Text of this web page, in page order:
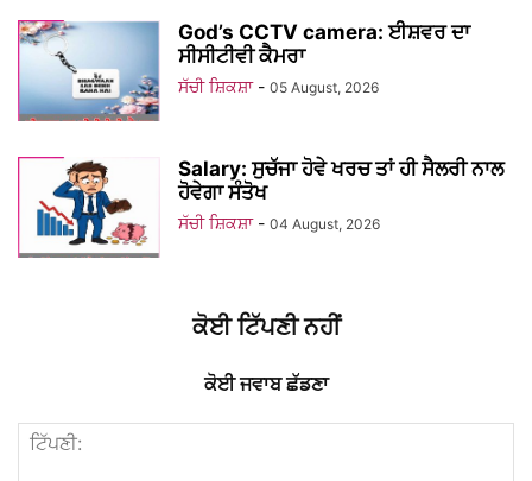
God’s CCTV camera: ਈਸ਼ਵਰ ਦਾ
ਸੀਸੀਟੀਵੀ ਕੈਮਰਾ
ਸੱਚੀ ਸ਼ਿਕਸ਼ਾ - 05 August, 2026
Salary: ਸੁਚੱਜਾ ਹੋਵੇ ਖਰਚ ਤਾਂ ਹੀ ਸੈਲਰੀ ਨਾਲ
ਹੋਵੇਗਾ ਸੰਤੋਖ
ਸੱਚੀ ਸ਼ਿਕਸ਼ਾ - 04 August, 2026
ਕੋਈ ਟਿੱਪਣੀ ਨਹੀਂ
ਕੋਈ ਜਵਾਬ ਛੱਡਣਾ